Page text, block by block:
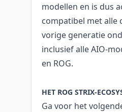
modellen en is dus
compatibel met alle
vorige generatie
inclusief alle AIO-
en ROG.
HET ROG STRIX-
Ga voor het